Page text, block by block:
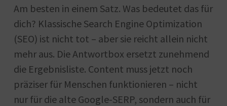
Am besten in einem Satz. Was bedeutet das für
dich? Klassische Search Engine Optimization
(SEO) ist nicht tot – aber sie reicht allein nicht
mehr aus. Die Antwortbox ersetzt zunehmend
die Ergebnisliste. Content muss jetzt noch
präziser für Menschen funktionieren – nicht
nur für die alte Google-SERP, sondern auch für